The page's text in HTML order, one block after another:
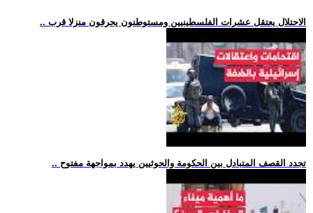
.. الاحتلال يعتقل عشرات الفلسطينيين ومستوطنون يحرقون منزلا قرب
.. تجدد القصف المتبادل بين الحكومة والحوثيين يهدد بمواجهة مفتوح